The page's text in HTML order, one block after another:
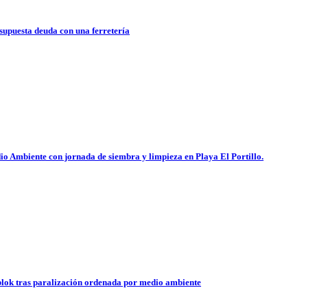
deuda con una ferretería
Ambiente con jornada de siembra y limpieza en Playa El Portillo.
tras paralización ordenada por medio ambiente